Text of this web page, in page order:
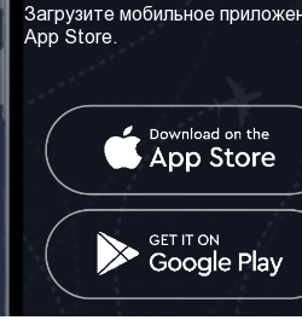
Наши сервисы
Контакт
Грузия: Тбилиси
Телефон: +442030340050
Загрузите мобильное
App Store.